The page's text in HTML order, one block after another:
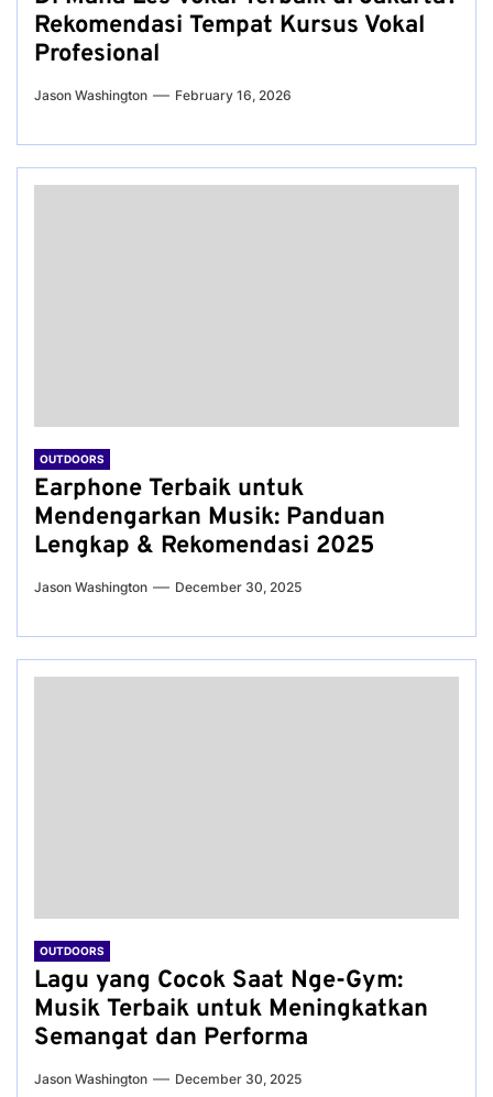
Rekomendasi Tempat Kursus Vokal
Profesional
Jason Washington February 16, 2026
OUTDOORS
Earphone Terbaik untuk
Mendengarkan Musik: Panduan
Lengkap & Rekomendasi 2025
Jason Washington December 30, 2025
OUTDOORS
Lagu yang Cocok Saat Nge-Gym:
Musik Terbaik untuk Meningkatkan
Semangat dan Performa
Jason Washington December 30, 2025